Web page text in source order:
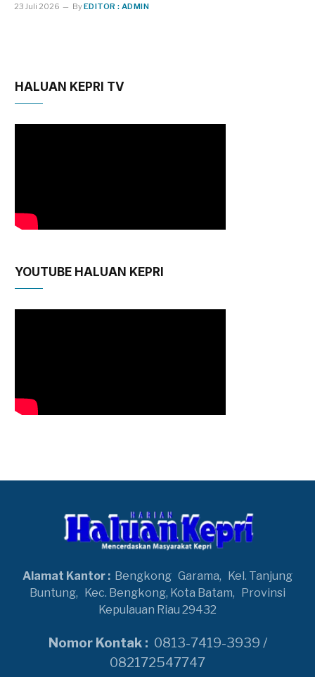
23 Juli 2026 ByEDITOR : ADMIN
HALUAN KEPRI TV
YOUTUBE HALUAN KEPRI
Alamat Kantor : Bengkong Garama, Kel. Tanjung
Buntung, Kec. Bengkong, Kota Batam, Provinsi
Kepulauan Riau 29432
Nomor Kontak : 0813-7419-3939 /
082172547747